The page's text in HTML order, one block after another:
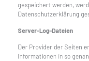
gespeichert werden,
Datenschutzerklärung
Server-Log-Dateien
Der Provider der Seiten
Informationen in so